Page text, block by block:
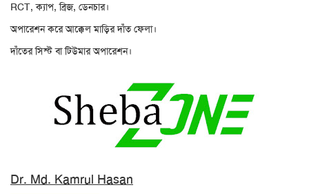
RCT, ক্যাপ, ব্রিজ, ডেনচার।
অপারেশন করে আক্কেল মাড়ির দাঁত ফেলা।
দাঁতের সিস্ট বা টিউমার অপারেশন।
Dr. Md. Kamrul Hasan